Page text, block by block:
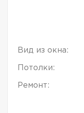
Вид из окна:
Потолки:
Ремонт: